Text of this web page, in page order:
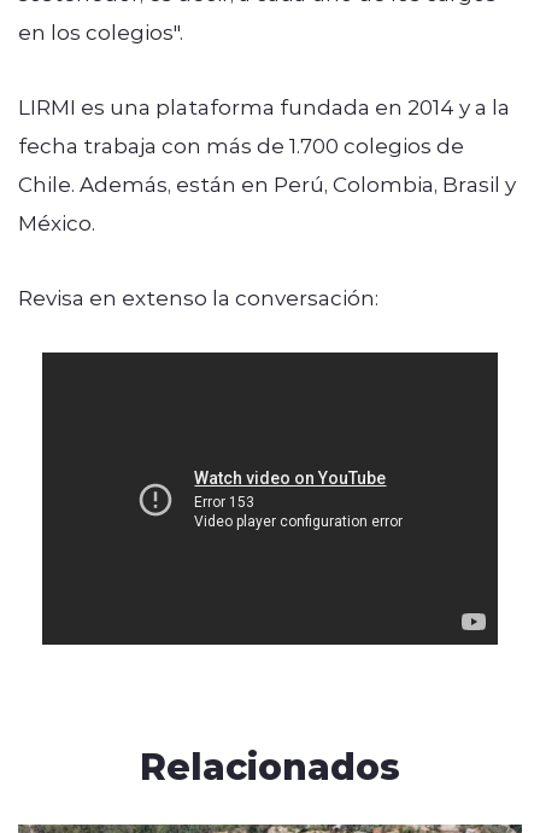
en los colegios".
LIRMI es una plataforma fundada en 2014 y a la
fecha trabaja con más de 1.700 colegios de
Chile. Además, están en Perú, Colombia, Brasil y
México.
Revisa en extenso la conversación:
Relacionados